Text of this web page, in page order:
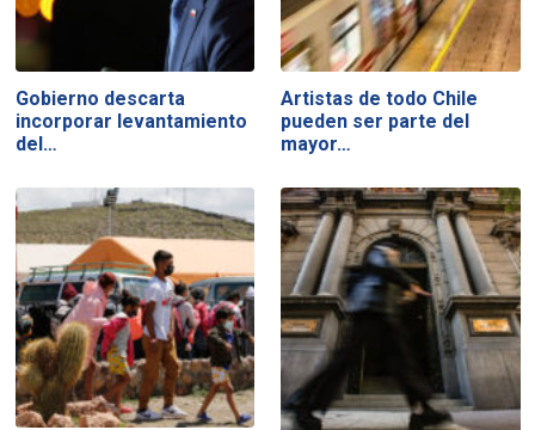
Gobierno descarta
incorporar levantamiento
del…
Artistas de todo Chile
pueden ser parte del
mayor…